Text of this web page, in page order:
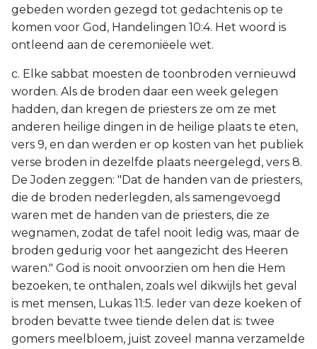
gebeden worden gezegd tot gedachtenis op te
komen voor God, Handelingen 10:4. Het woord is
ontleend aan de ceremoniëele wet.
c. Elke sabbat moesten de toonbroden vernieuwd
worden. Als de broden daar een week gelegen
hadden, dan kregen de priesters ze om ze met
anderen heilige dingen in de heilige plaats te eten,
vers 9, en dan werden er op kosten van het publiek
verse broden in dezelfde plaats neergelegd, vers 8.
De Joden zeggen: "Dat de handen van de priesters,
die de broden nederlegden, als samengevoegd
waren met de handen van de priesters, die ze
wegnamen, zodat de tafel nooit ledig was, maar de
broden gedurig voor het aangezicht des Heeren
waren." God is nooit onvoorzien om hen die Hem
bezoeken, te onthalen, zoals wel dikwijls het geval
is met mensen, Lukas 11:5. Ieder van deze koeken of
broden bevatte twee tiende delen dat is: twee
gomers meelbloem, juist zoveel manna verzamelde